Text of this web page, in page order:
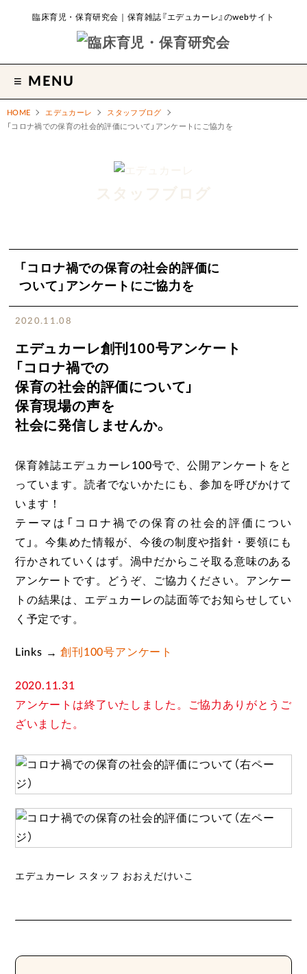
臨床育児・保育研究会｜保育雑誌『エデュカーレ』のwebサイト
MENU
HOME エデュカーレ
スタッフブログ
「コロナ禍での保育の社会的評価について」アンケートにご協力を
「コロナ禍での保育の社会的評価に
ついて」アンケートにご協力を
2020.11.08
エデュカーレ創刊100号アンケート
「コロナ禍での
保育の社会的評価について」
保育現場の声を
社会に発信しませんか。
保育雑誌エデュカーレ100号で、公開アンケートをと
っています。読者でないかたにも、参加を呼びかけて
います！
テーマは「コロナ禍での保育の社会的評価につい
て」。今集めた情報が、今後の制度や指針・要領にも
行かされていくはず。渦中だからこそ取る意味のある
アンケートです。どうぞ、ご協力ください。アンケー
トの結果は、エデュカーレの誌面等でお知らせしてい
く予定です。
Links → 創刊100号アンケート
2020.11.31
アンケートは終了いたしました。ご協力ありがとうご
ざいました。
エデュカーレ スタッフ おおえだけいこ